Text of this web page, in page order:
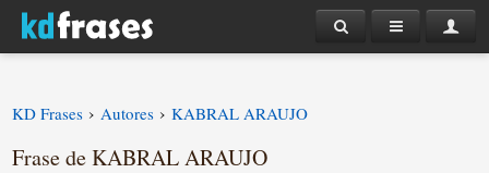
KD Frases › Autores › KABRAL ARAUJO
Frase de KABRAL ARAUJO